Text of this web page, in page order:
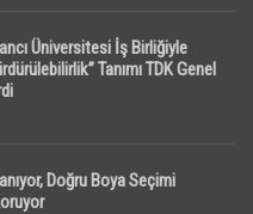
Üniversitesi İş Birliğiyle
Tanımı TDK Genel
Doğru Boya Seçimi